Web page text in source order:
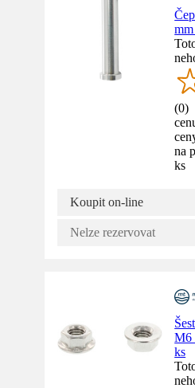
(0)
na
ks
Koupit on-line
Nelze rezervovat
M6
ks